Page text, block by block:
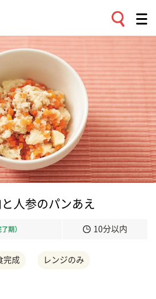
人参のパンあえ
期） 10分以内
完成 レンジのみ